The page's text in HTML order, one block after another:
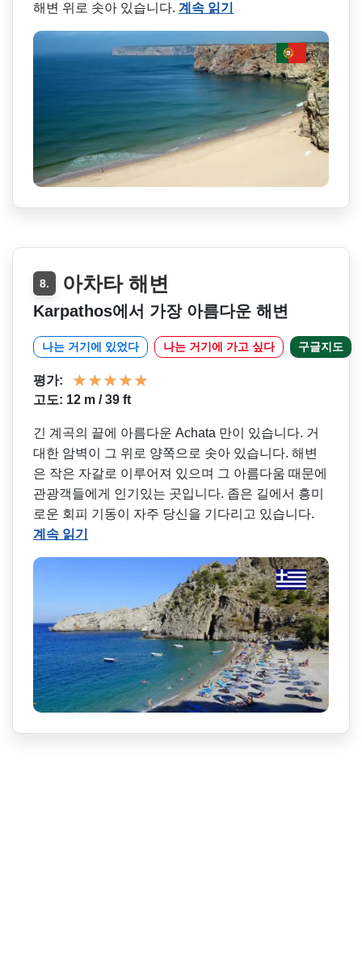
해변 위로 솟아 있습니다. 계속 읽기
8. 아차타 해변
Karpathos에서 가장 아름다운 해변
나는 거기에 있었다 나는 거기에 가고 싶다 구글지도
평가:
고도: 12 m / 39 ft
긴 계곡의 끝에 아름다운 Achata 만이 있습니다. 거
대한 암벽이 그 위로 양쪽으로 솟아 있습니다. 해변
은 작은 자갈로 이루어져 있으며 그 아름다움 때문에
관광객들에게 인기있는 곳입니다. 좁은 길에서 흥미
로운 회피 기동이 자주 당신을 기다리고 있습니다.
계속 읽기